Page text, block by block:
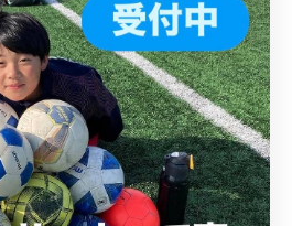
ルで子どもの成長
かる成長のサインとは
とで、子どもの成長を実感できる
に大阪府堺市のサッカースクール